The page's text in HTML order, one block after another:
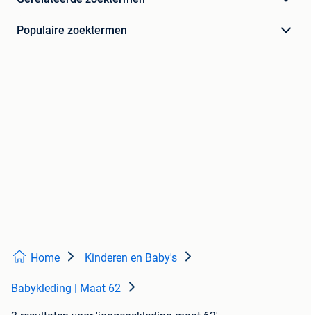
Populaire zoektermen
Home Kinderen en Baby's
Babykleding | Maat 62